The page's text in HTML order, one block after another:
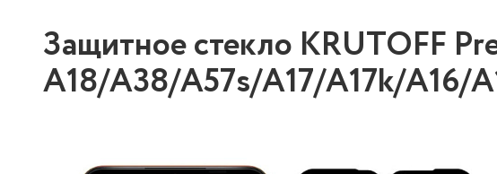
Защитное стекло KRUTOFF
A18/A38/A57s/A17/A17k/A16/